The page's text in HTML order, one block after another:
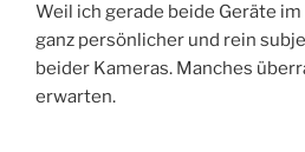
Weil ich gerade beide Geräte
ganz persönlicher und rein
beider Kameras. Manches
erwarten.